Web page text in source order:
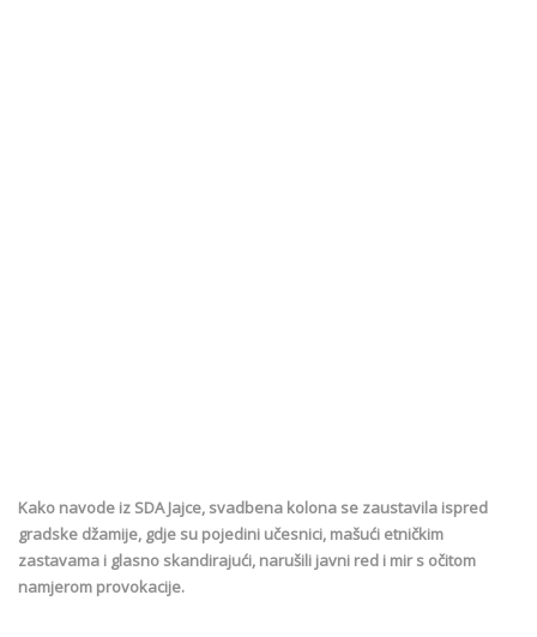
Kako navode iz SDA Jajce, svadbena kolona se zaustavila ispred
gradske džamije, gdje su pojedini učesnici, mašući etničkim
zastavama i glasno skandirajući, narušili javni red i mir s očitom
namjerom provokacije.